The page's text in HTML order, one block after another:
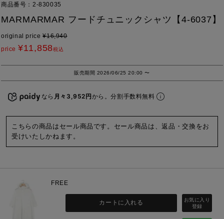
商品番号 2-830035
MARMARMAR フードチュニックシャツ【4-6037】
original price ¥16,940
price ¥11,858税込
販売期間 2026/06/25 20:00〜
なら 月々3,952円から。分割手数料無料
こちらの商品はセール商品です。セール商品は、返品・交換をお
受けいたしかねます。
FREE
カートに入れる